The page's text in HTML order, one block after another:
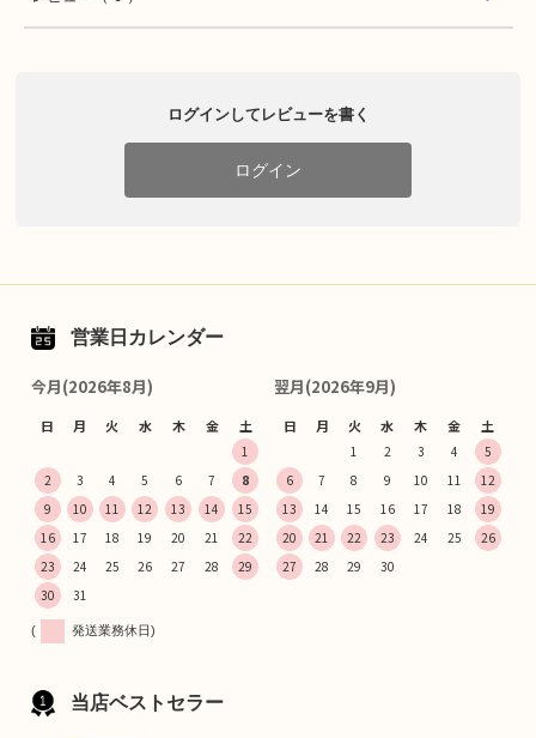
ログインしてレビューを書く
ログイン
営業日カレンダー
今月(2026年8月)
日 月 火 水 木 金 土
1
2
3 4 5 6 7
8
9
10 11 12 13 14
15
16
17 18 19 20 21
22
23
24 25 26 27 28
29
30
31
翌月(2026年9月)
日 月 火 水 木 金 土
1 2 3 4
5
6
7 8 9 10 11
12
13
14 15 16 17 18
19
20
21 22 23 24 25
26
27
28 29 30
( 発送業務休日)
当店ベストセラー